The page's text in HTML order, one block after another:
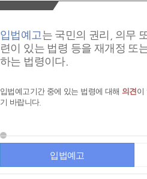
입법예고는 국민의 권리, 의무
련이 있는 법령 등을 재개정 또
하는 법령이다.
입법예고기간 중에 있는 법령에 대해 의견이
기 바랍니다.
입법예고